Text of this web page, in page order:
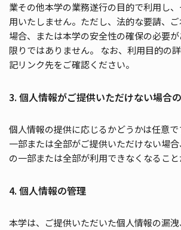
業その他本学の業務遂行の目的で利用し
用いたしません。ただし、法的な要請、
場合、または本学の安全性の確保の必要
限りではありません。 なお、利用目的の
記リンク先をご確認ください。
3. 個人情報がご提供いただけない場合
個人情報の提供に応じるかどうかは任意
一部または全部がご提供いただけない場
の一部または全部が利用できなくなること
4. 個人情報の管理
本学は、ご提供いただいた個人情報の漏